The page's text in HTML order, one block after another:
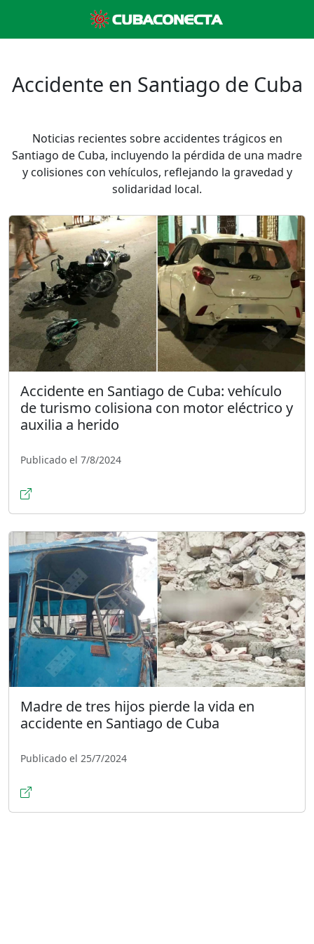
Accidente en Santiago de Cuba
Noticias recientes sobre accidentes trágicos en
Santiago de Cuba, incluyendo la pérdida de una madre
y colisiones con vehículos, reflejando la gravedad y
solidaridad local.
Accidente en Santiago de Cuba: vehículo
de turismo colisiona con motor eléctrico y
auxilia a herido
Publicado el 7/8/2024
Madre de tres hijos pierde la vida en
accidente en Santiago de Cuba
Publicado el 25/7/2024